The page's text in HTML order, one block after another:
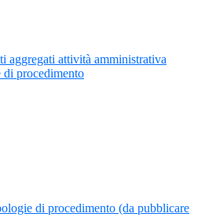
aggregati attività amministrativa
procedimento
di procedimento (da pubblicare